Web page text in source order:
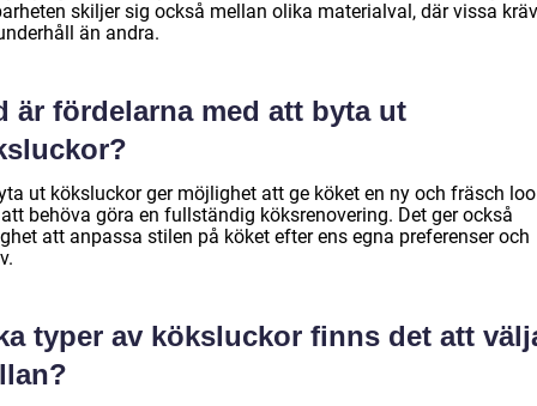
skiljer sig också mellan olika materialval, där vissa
än andra.
är fördelarna med att byta ut
ut köksluckor ger möjlighet att ge köket en ny och fräsch
behöva göra en fullständig köksrenovering. Det ger också
att anpassa stilen på köket efter ens egna preferenser och
typer av köksluckor finns det att